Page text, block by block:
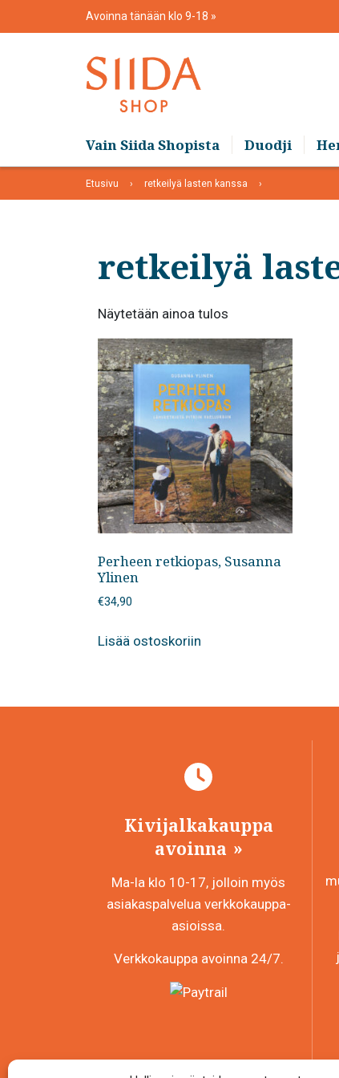
Avoinna tänään klo 9-18
Vain Siida Shopista Duodji
Etusivu retkeilyä lasten kanssa
retkeilyä
Näytetään ainoa tulos
Perheen retkiopas, Susanna
Ylinen
€34,90
Lisää ostoskoriin
Kivijalkakauppa
avoinna
Ma-la klo 10-17, jolloin myös
asiakaspalvelua verkkokauppa-
asioissa.
Verkkokauppa avoinna 24/7.